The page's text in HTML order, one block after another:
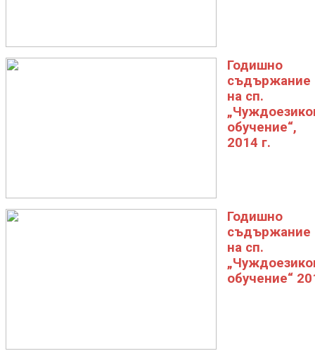
Годишно
съдържание
на сп.
обучение“,
2014 г.
Годишно
съдържание
на сп.
обучение“